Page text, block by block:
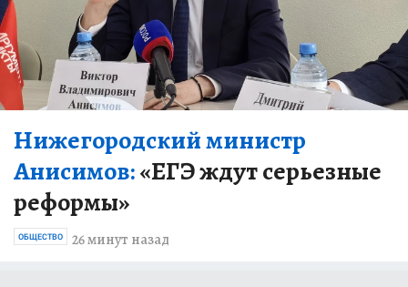
Нижегородский министр
Анисимов:«ЕГЭ ждут серьезные
реформы»
26 минут назад
ОБЩЕСТВО